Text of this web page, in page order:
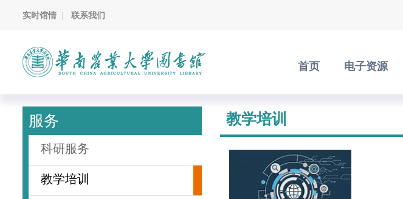
实时馆情 联系我们
首页 电子资源
服务
科研服务
教学培训
教学培训